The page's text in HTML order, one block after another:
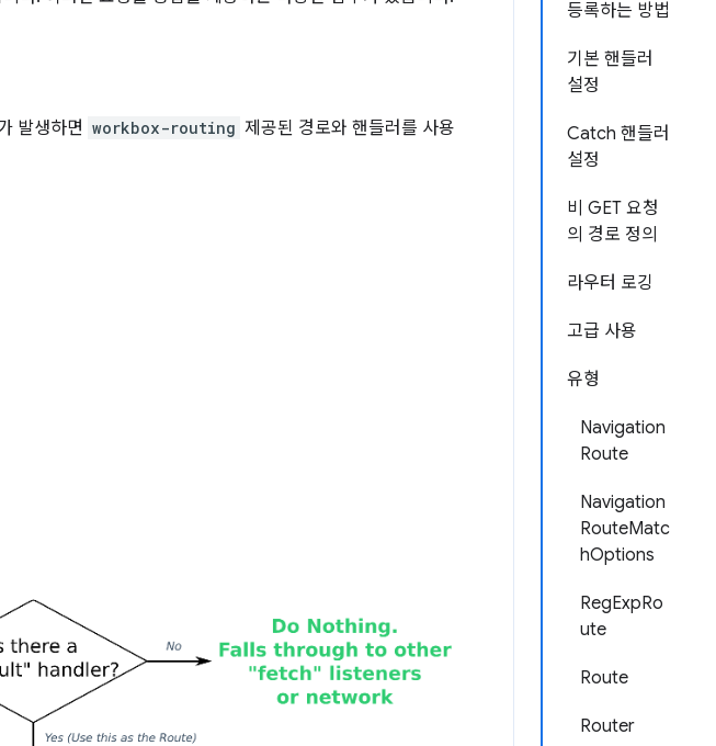
등록하는 방법
기본 핸들러
설정
Catch 핸들러
설정
비 GET 요청
의 경로 정의
라우터 로깅
고급 사용
유형
Navigation
Route
Navigation
RouteMatc
hOptions
RegExpRo
ute
Route
Router
발생하면 workbox-routing 제공된 경로와 핸들러를 사용